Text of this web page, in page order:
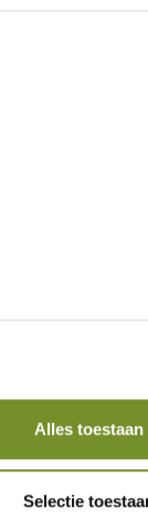
Alles toestaan
Selectie
in voor je eigen
Bestellen